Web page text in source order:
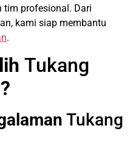
tim profesional. Dari
kami siap membantu
.
Tukang
Tukang